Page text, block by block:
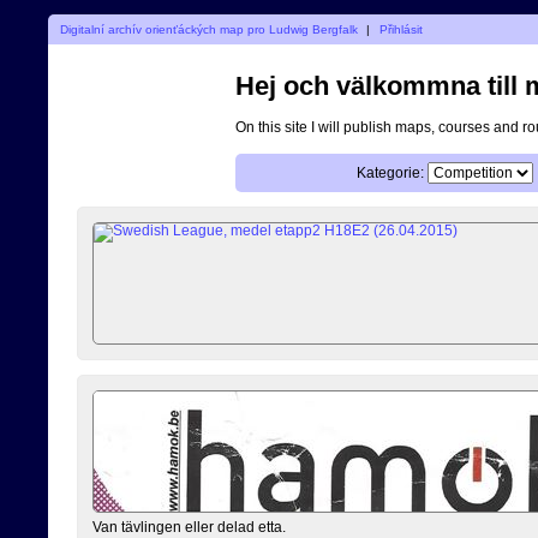
Digitalní archív orienťáckých map pro Ludwig Bergfalk | Přihlásit
Hej och välkommna till
On this site I will publish maps, courses and
Kategorie:
Van tävlingen eller delad etta.